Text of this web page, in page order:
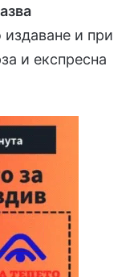
издаване и при
и експресна